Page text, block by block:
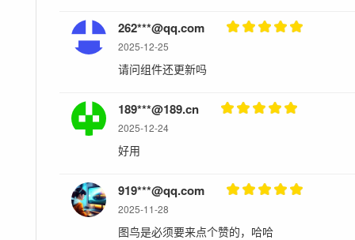
262***@qq.com
2025-12-25
请问组件还更新吗
189***@189.cn
2025-12-24
好用
919***@qq.com
2025-11-28
图鸟是必须要来点个赞的，哈哈